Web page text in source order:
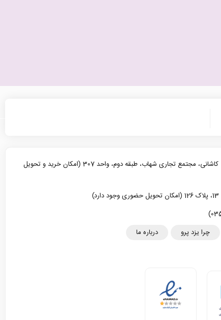
یزد، خیابان آیت الله کاشانی، مجتمع تجاری شهاب، طبقه دوم، واحد 307 (امکان خرید و تحویل
چرا یزد پرو درباره ما